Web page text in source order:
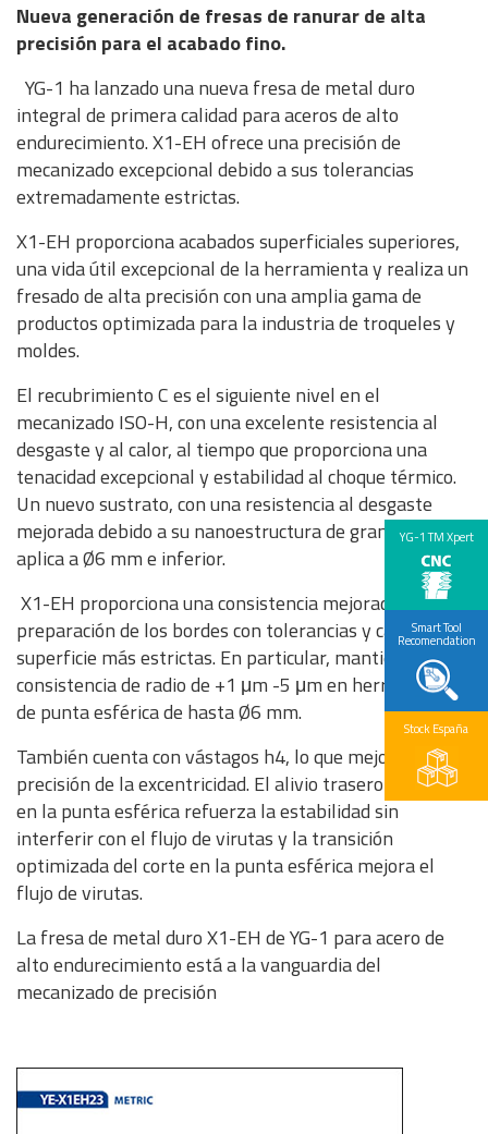
YG-1 TM Xpert
Smart Tool
Recomendation
Stock España
Nueva generación de fresas de ranurar de alta
precisión para el acabado fino.
YG-1 ha lanzado una nueva fresa de metal duro
integral de primera calidad para aceros de alto
endurecimiento. X1-EH ofrece una precisión de
mecanizado excepcional debido a sus tolerancias
extremadamente estrictas.
X1-EH proporciona acabados superficiales superiores,
una vida útil excepcional de la herramienta y realiza un
fresado de alta precisión con una amplia gama de
productos optimizada para la industria de troqueles y
moldes.
El recubrimiento C es el siguiente nivel en el
mecanizado ISO-H, con una excelente resistencia al
desgaste y al calor, al tiempo que proporciona una
tenacidad excepcional y estabilidad al choque térmico.
Un nuevo sustrato, con una resistencia al desgaste
mejorada debido a su nanoestructura de grano fino, se
aplica a Ø6 mm e inferior.
X1-EH proporciona una consistencia mejorada en la
preparación de los bordes con tolerancias y calidad de
superficie más estrictas. En particular, mantiene una
consistencia de radio de +1 μm -5 μm en herramientas
de punta esférica de hasta Ø6 mm.
También cuenta con vástagos h4, lo que mejora la
precisión de la excentricidad. El alivio trasero reforzado
en la punta esférica refuerza la estabilidad sin
interferir con el flujo de virutas y la transición
optimizada del corte en la punta esférica mejora el
flujo de virutas.
La fresa de metal duro X1-EH de YG-1 para acero de
alto endurecimiento está a la vanguardia del
mecanizado de precisión